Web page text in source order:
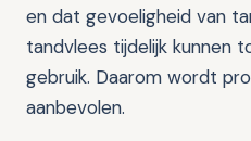
en dat gevoeligheid van
tandvlees tijdelijk kunnen
gebruik. Daarom wordt
aanbevolen.